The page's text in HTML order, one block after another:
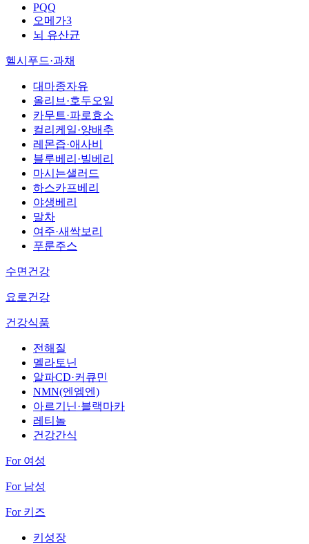
PQQ
오메가3
뇌 유산균
헬시푸드·과채
대마종자유
올리브·호두오일
카무트·파로효소
컬리케일·양배추
레몬즙·애사비
블루베리·빌베리
마시는샐러드
하스카프베리
야생베리
말차
여주·새싹보리
푸룬주스
수면건강
요로건강
건강식품
전해질
멜라토닌
알파CD·커큐민
NMN(엔엠엔)
아르기닌·블랙마카
레티놀
건강간식
For 여성
For 남성
For 키즈
키성장